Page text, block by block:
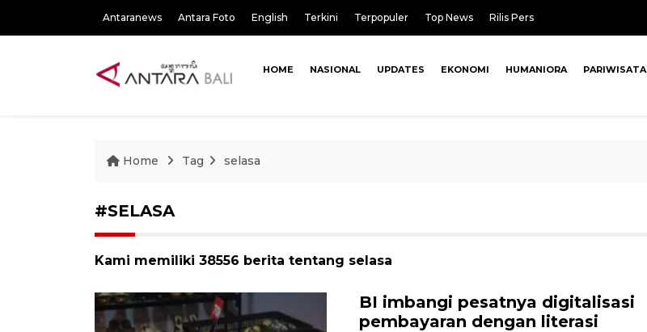
Antaranews Antara Foto English Terkini Terpopuler Top News Rilis Pers
HOME NASIONAL UPDATES EKONOMI HUMANIORA PARIWISATA
Home Tag selasa
#SELASA
Kami memiliki 38556 berita tentang selasa
BI imbangi pesatnya digitalisasi
pembayaran dengan literasi